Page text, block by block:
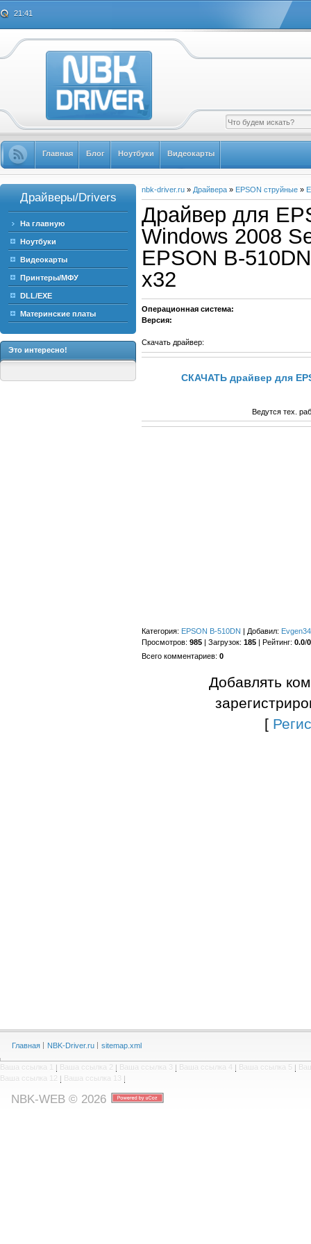
21:41
Главная Блог Ноутбуки Видеокарты
Драйверы/Drivers
На главную
Ноутбуки
Видеокарты
Принтеры/МФУ
DLL/EXE
Материнские платы
Это интересно!
nbk-driver.ru » Драйвера » EPSON струйные »
Драйвер для
Windows 2008
EPSON B-
x32
Операционная система:
Версия:
Скачать драйвер:
СКАЧАТЬ драйвер для
Ведутся тех.
Категория: EPSON B-510DN Добавил:
Просмотров: 985 Загрузок: 185 Рейтинг: 0.0/0
Всего комментариев: 0
Добавлять
[
Главная NBK-Driver.ru sitemap.xml
Ваша ссылка 1 | Ваша ссылка 2 | Ваша ссылка 3 | Ваша ссылка 4 | Ваша ссылка 5 |
Ваша ссылка 12 | Ваша ссылка 13 |
NBK-WEB © 2026